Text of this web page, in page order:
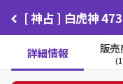
[ 神占 ] 白虎神
詳細情報 販